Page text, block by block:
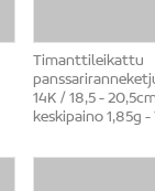
Timanttileikattu
14K / 18,5 -
keskipaino 1,85g -